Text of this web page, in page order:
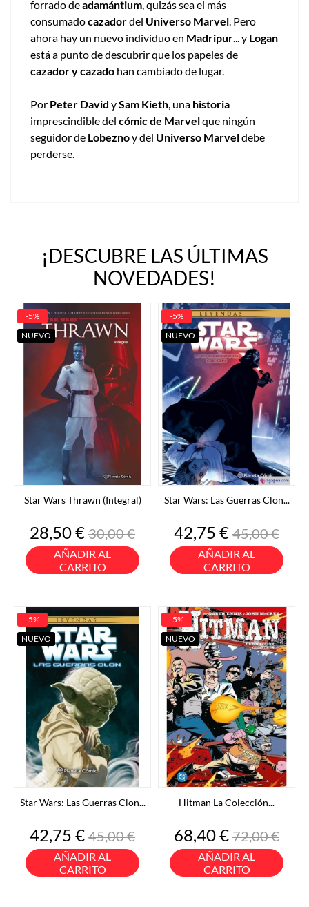
forrado deadamántium, quizás sea el más
consumadocazadordel Universo Marvel. Pero
ahora hay un nuevo individuo en Madripur... y Logan
está a punto de descubrir que los papeles de
cazador y cazado han cambiado de lugar.
Por Peter David ySam Kieth, una historia
imprescindible del cómic de Marvelque ningún
seguidor de Lobeznoy del Universo Marveldebe
perderse.
¡DESCUBRE LAS ÚLTIMAS
NOVEDADES!
Star Wars Thrawn (Integral)
Precio
28,50 €Precio
base
30,00 €
AÑADIR AL
CARRITO
-5%
NUEVO
Star Wars: Las Guerras Clon...
Precio
42,75 €Precio
base
45,00 €
AÑADIR AL
CARRITO
-5%
NUEVO
Star Wars: Las Guerras Clon...
Precio
42,75 €Precio
base
45,00 €
AÑADIR AL
CARRITO
-5%
NUEVO
Hitman La Colección...
Precio
68,40 €Precio
base
72,00 €
AÑADIR AL
CARRITO
-5%
NUEVO